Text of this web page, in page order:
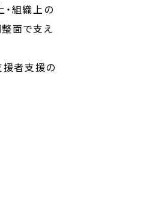
・組織上の
面で支え
援者支援の